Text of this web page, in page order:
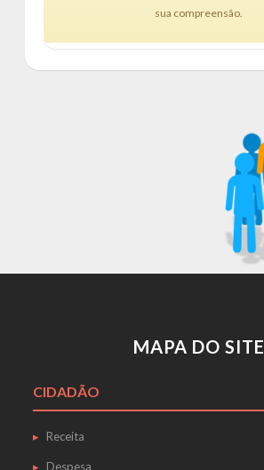
sua compreensão.
MAPA DO SITE
CIDADÃO
Receita
Despesa